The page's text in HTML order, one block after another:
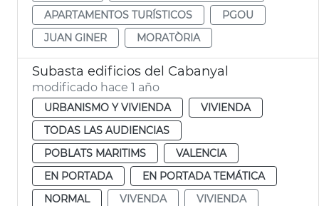
APARTAMENTOS TURÍSTICOS
PGOU
JUAN GINER
MORATÒRIA
Subasta edificios del Cabanyal
modificado hace 1 año
URBANISMO Y VIVIENDA
VIVIENDA
TODAS LAS AUDIENCIAS
POBLATS MARITIMS
VALENCIA
EN PORTADA
EN PORTADA TEMÁTICA
NORMAL
VIVENDA
VIVIENDA